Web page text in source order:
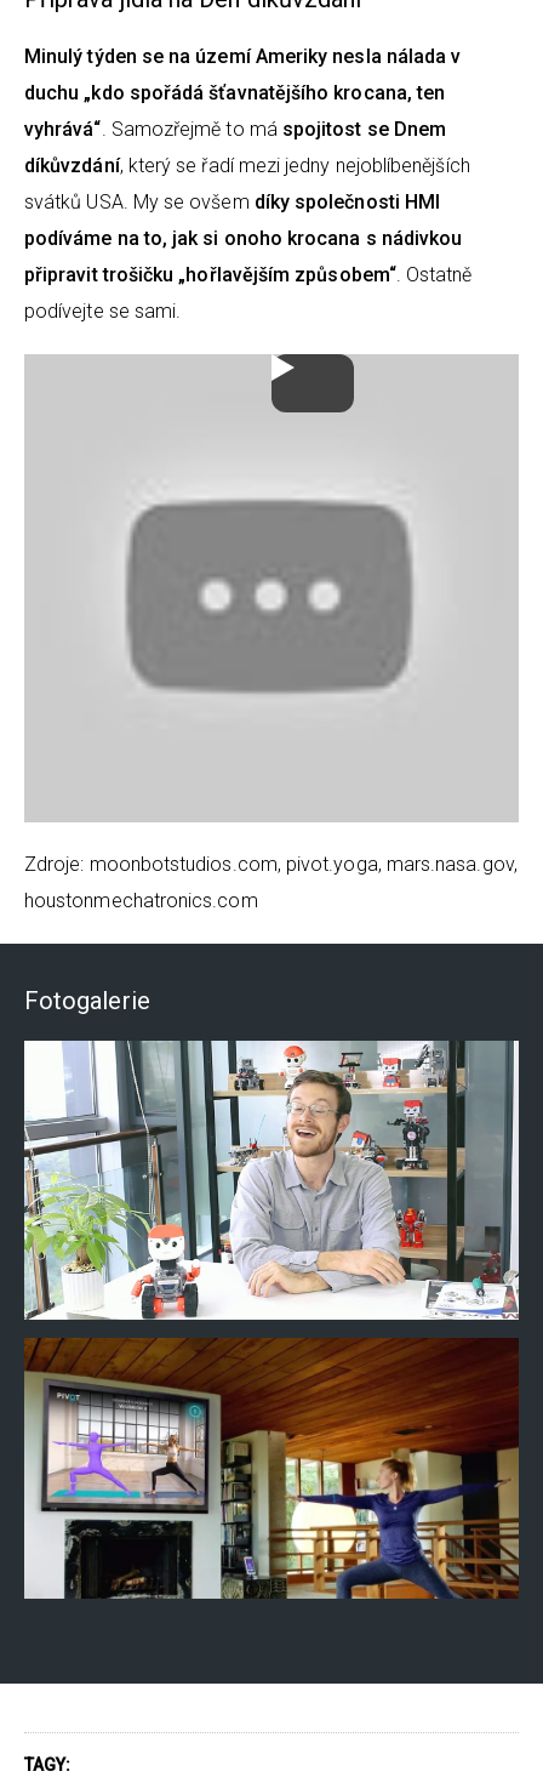
Minulý týden se na území Ameriky nesla nálada v
duchu „kdo spořádá šťavnatějšího krocana, ten
vyhrává“. Samozřejmě to má spojitost se Dnem
díkůvzdání, který se řadí mezi jedny nejoblíbenějších
svátků USA. My se ovšem díky společnosti HMI
podíváme na to, jak si onoho krocana s nádivkou
připravit trošičku „hořlavějším způsobem“. Ostatně
podívejte se sami.
Zdroje: moonbotstudios.com, pivot.yoga, mars.nasa.gov,
houstonmechatronics.com
Fotogalerie
TAGY: